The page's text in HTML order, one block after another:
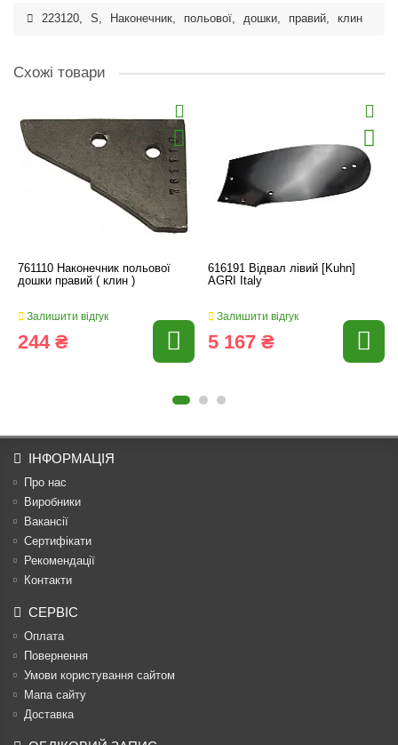
223120, S, Наконечник, польової, дошки, правий, клин
Схожі товари
761110 Наконечник польової
дошки правий ( клин )
Залишити відгук
244 ₴
616191 Відвал лівий [Kuhn]
AGRI Italy
Залишити відгук
5 167 ₴
ІНФОРМАЦІЯ
Про нас
Виробники
Вакансії
Сертифікати
Рекомендації
Контакти
СЕРВІС
Оплата
Повернення
Умови користування сайтом
Мапа сайту
Доставка